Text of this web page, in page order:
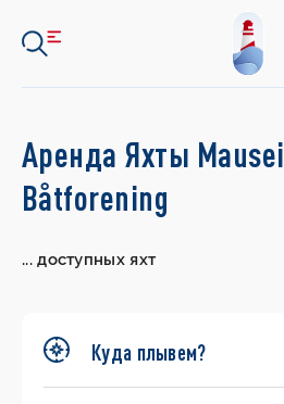
Search
Yachts
Аренда Яхты
Båtforening
...доступных яхт
Куда плывем?